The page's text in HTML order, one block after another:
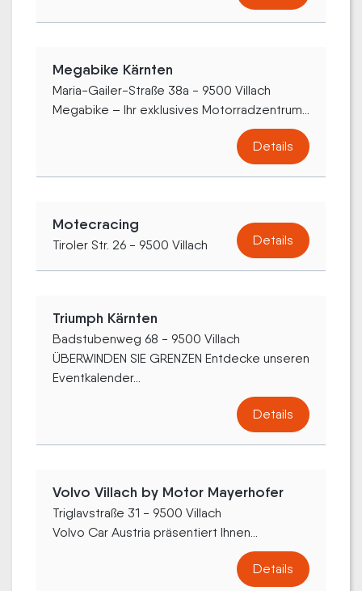
Megabike Kärnten
Maria-Gailer-Straße 38a - 9500 Villach
Megabike – Ihr exklusives Motorradzentrum...
Details
Motecracing
Tiroler Str. 26 - 9500 Villach Details
Triumph Kärnten
Badstubenweg 68 - 9500 Villach
ÜBERWINDEN SIE GRENZEN Entdecke unseren
Eventkalender...
Details
Volvo Villach by Motor Mayerhofer
Triglavstraße 31 - 9500 Villach
Volvo Car Austria präsentiert Ihnen...
Details